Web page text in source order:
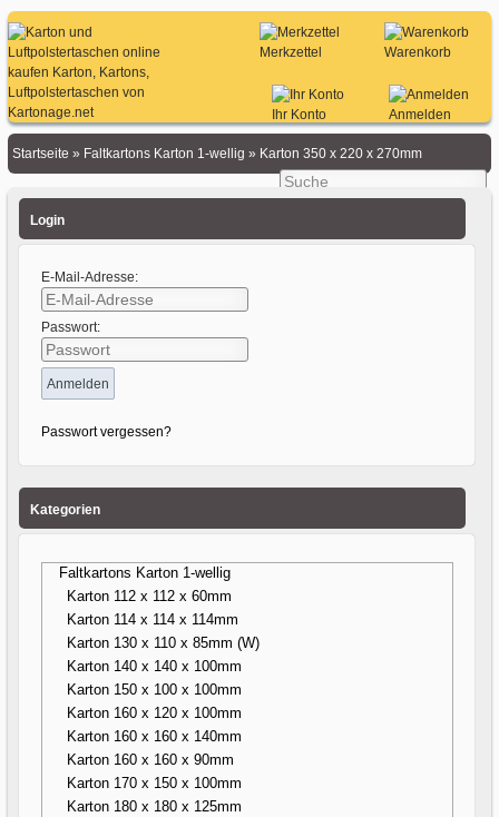
Warenkorb
Merkzettel
Anmelden
Ihr Konto
Startseite » Faltkartons Karton 1-wellig » Karton 350 x 220 x 270mm
Login
E-Mail-Adresse:
Passwort:
Passwort vergessen?
Kategorien
Faltkartons Karton 1-wellig
Karton 112 x 112 x 60mm
Karton 114 x 114 x 114mm
Karton 130 x 110 x 85mm (W)
Karton 140 x 140 x 100mm
Karton 150 x 100 x 100mm
Karton 160 x 120 x 100mm
Karton 160 x 160 x 140mm
Karton 160 x 160 x 90mm
Karton 170 x 150 x 100mm
Karton 180 x 180 x 125mm